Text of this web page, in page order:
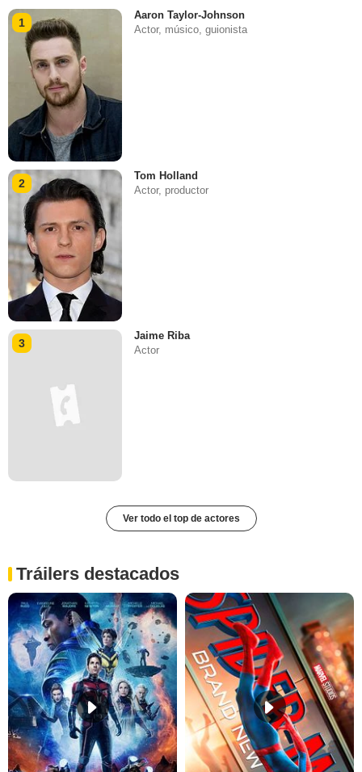
1
Aaron Taylor-Johnson
Actor, músico, guionista
2
Tom Holland
Actor, productor
3
Jaime Riba
Actor
Ver todo el top de actores
Tráilers destacados